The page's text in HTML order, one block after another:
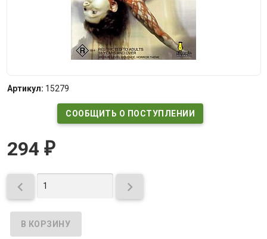
Артикул: 15279
СООБЩИТЬ О ПОСТУПЛЕНИИ
294 ₽
 